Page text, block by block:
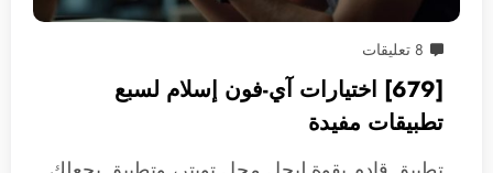
8 تعليقات
[679] اختيارات آي-فون إسلام لسبع
تطبيقات مفيدة